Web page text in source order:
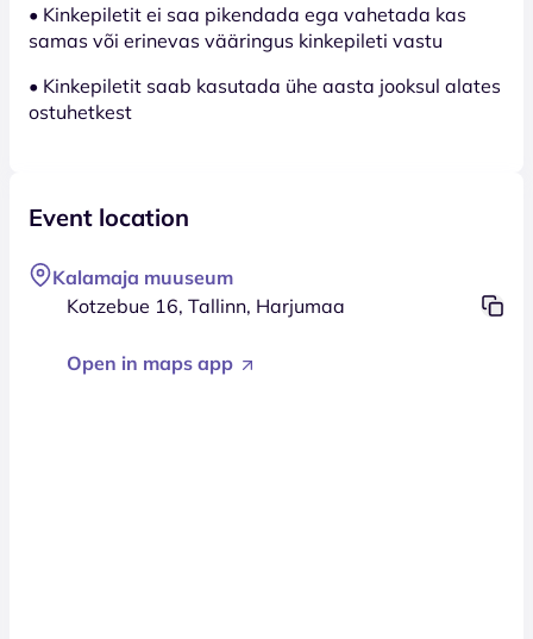
• Kinkepiletit ei saa pikendada ega vahetada kas
samas või erinevas vääringus kinkepileti vastu
• Kinkepiletit saab kasutada ühe aasta jooksul alates
ostuhetkest
Event location
Kalamaja muuseum
Kotzebue 16, Tallinn, Harjumaa
Open in maps app